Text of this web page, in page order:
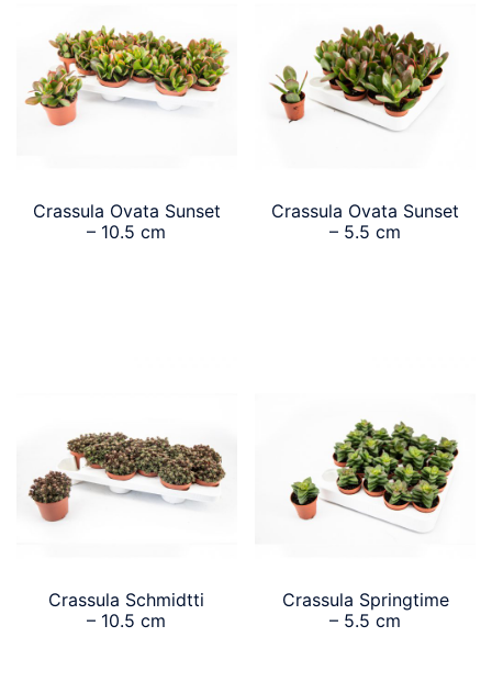
Crassula Ovata Sunset
– 10.5 cm
Crassula Ovata Sunset
– 5.5 cm
Crassula Schmidtti
– 10.5 cm
Crassula Springtime
– 5.5 cm